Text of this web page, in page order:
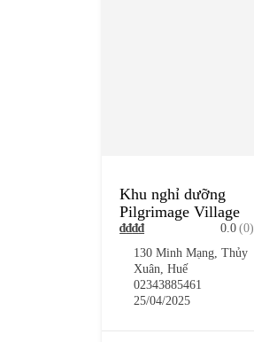
Khu nghỉ dưỡng
Pilgrimage Village
₫₫₫₫ 0.0 (0)
130 Minh Mạng, Thủy
Xuân, Huế
02343885461
25/04/2025